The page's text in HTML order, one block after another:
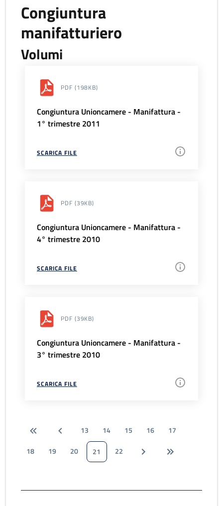
Congiuntura
manifatturiero
Volumi
PDF (198KB)
Congiuntura Unioncamere - Manifattura -
1° trimestre 2011
SCARICA FILE
PDF (39KB)
Congiuntura Unioncamere - Manifattura -
4° trimestre 2010
SCARICA FILE
PDF (39KB)
Congiuntura Unioncamere - Manifattura -
3° trimestre 2010
SCARICA FILE
13 14 15 16
17
18
19 20 21 22